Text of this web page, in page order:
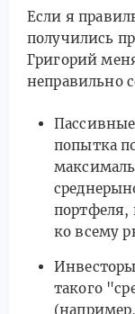
Если я
получились
Григорий
неправильно
попытка
портфеля,
ко всему
такого